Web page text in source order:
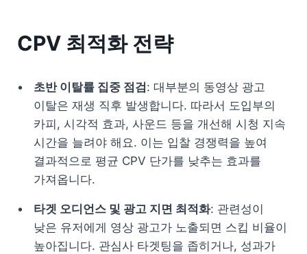
CPV 최적화 전략
초반 이탈률 집중 점검 : 대부분의 동영상 광고
이탈은 재생 직후 발생합니다. 따라서 도입부의
카피, 시각적 효과, 사운드 등을 개선해 시청 지속
시간을 늘려야 해요. 이는 입찰 경쟁력을 높여
결과적으로 평균 CPV 단가를 낮추는 효과를
가져옵니다.
타겟 오디언스 및 광고 지면 최적화: 관련성이
낮은 유저에게 영상 광고가 노출되면 스킵 비율이
높아집니다. 관심사 타겟팅을 좁히거나, 성과가